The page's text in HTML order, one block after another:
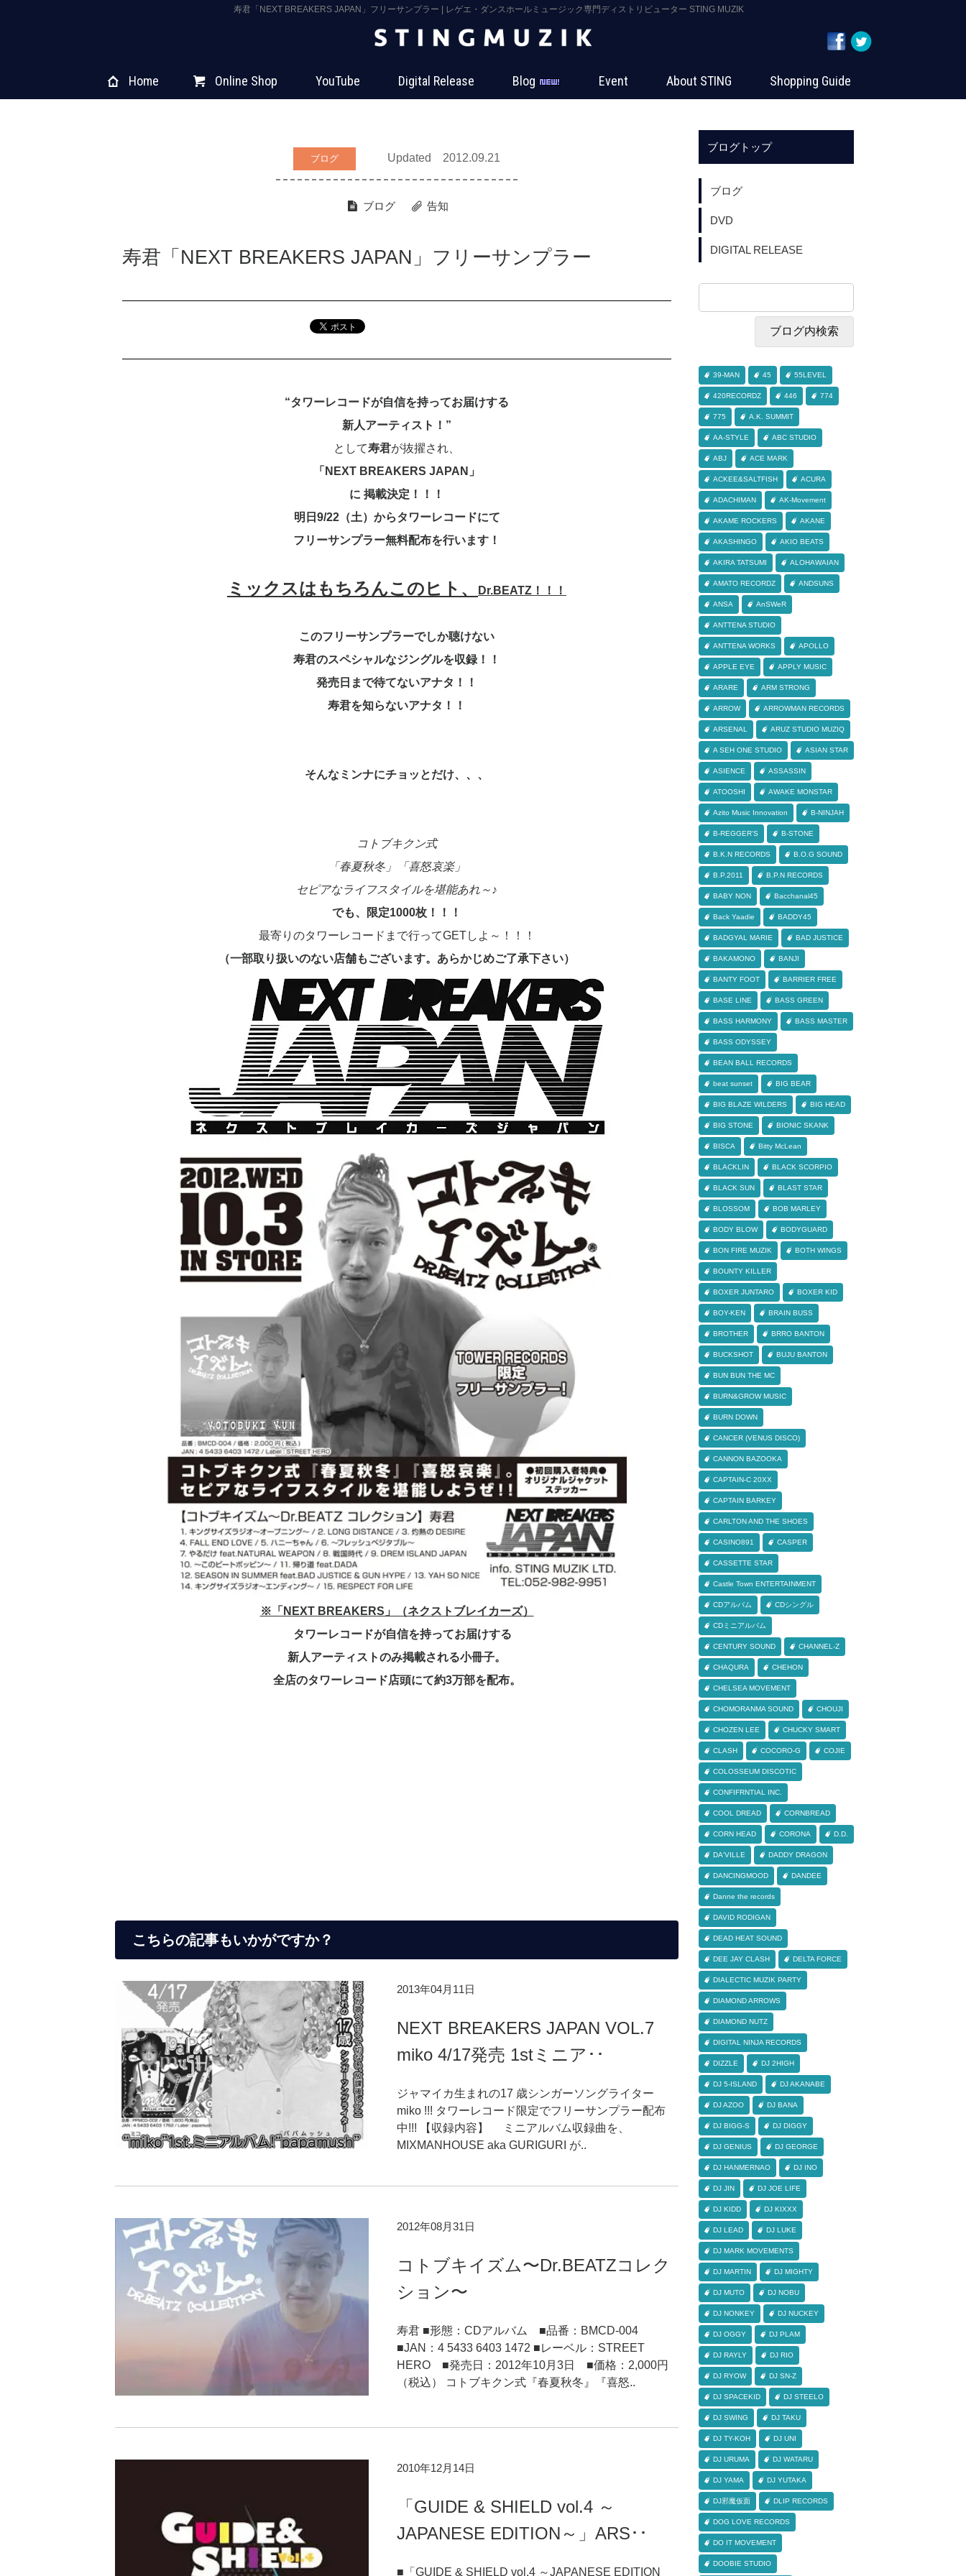
寿君「NEXT BREAKERS JAPAN」フリーサンプラー | レゲエ・ダンスホールミュージック専門ディストリビューター STING MUZIK
Home Online Shop YouTube Digital Release Blog Event About STING Shopping Guide
ブログ Updated 2012.09.21
ブログ 告知
寿君「NEXT BREAKERS JAPAN」フリーサンプラー
“タワーレコードが自信を持ってお届けする
新人アーティスト！”
として寿君が抜擢され、
「NEXT BREAKERS JAPAN」
に 掲載決定！！！
明日9/22（土）からタワーレコードにて
フリーサンプラー無料配布を行います！
ミックスはもちろんこのヒト、 Dr.BEATZ！！！
このフリーサンプラーでしか聴けない
寿君のスペシャルなジングルを収録！！
発売日まで待てないアナタ！！
寿君を知らないアナタ！！
そんなミンナにチョッとだけ、、、
コトブキクン式
「春夏秋冬」「喜怒哀楽」
セピアなライフスタイルを堪能あれ～♪
でも、限定1000枚！！！
最寄りのタワーレコードまで行ってGETしよ～！！！
（一部取り扱いのない店舗もございます。あらかじめご了承下さい）
※「NEXT BREAKERS」（ネクストブレイカーズ）
タワーレコードが自信を持ってお届けする
新人アーティストのみ掲載される小冊子。
全店のタワーレコード店頭にて約3万部を配布。
こちらの記事もいかがですか？
2013年04月11日
NEXT BREAKERS JAPAN VOL.7
miko 4/17発売 1stミニア･･
ジャマイカ生まれの17 歳シンガーソングライター
miko !!! タワーレコード限定でフリーサンプラー配布
中!!! 【収録内容】 ミニアルバム収録曲を、
MIXMANHOUSE aka GURIGURI が..
2012年08月31日
コトブキイズム〜Dr.BEATZコレク
ション〜
寿君 ■形態：CDアルバム ■品番：BMCD-004
■JAN：4 5433 6403 1472 ■レーベル：STREET
HERO ■発売日：2012年10月3日 ■価格：2,000円
（税込） コトブキクン式『春夏秋冬』『喜怒..
2010年12月14日
「GUIDE & SHIELD vol.4 ～
JAPANESE EDITION～」ARS･･
■「GUIDE & SHIELD vol.4 ～JAPANESE EDITION
ブログトップ
ブログ
DVD
DIGITAL RELEASE
39-MAN 45 55LEVEL
420RECORDZ 446 774
775 A.K. SUMMIT
AA-STYLE ABC STUDIO
ABJ ACE MARK
ACKEE&SALTFISH ACURA
ADACHIMAN AK-Movement
AKAME ROCKERS AKANE
AKASHINGO AKIO BEATS
AKIRA TATSUMI ALOHAWAIAN
AMATO RECORDZ ANDSUNS
ANSA AnSWeR
ANTTENA STUDIO
ANTTENA WORKS APOLLO
APPLE EYE APPLY MUSIC
ARARE ARM STRONG
ARROW ARROWMAN RECORDS
ARSENAL ARUZ STUDIO MUZIQ
A SEH ONE STUDIO ASIAN STAR
ASIENCE ASSASSIN
ATOOSHI AWAKE MONSTAR
Azito Music Innovation B-NINJAH
B-REGGER'S B-STONE
B.K.N RECORDS B.O.G SOUND
B.P.2011 B.P.N RECORDS
BABY NON Bacchanal45
Back Yaadie BADDY45
BADGYAL MARIE BAD JUSTICE
BAKAMONO BANJI
BANTY FOOT BARRIER FREE
BASE LINE BASS GREEN
BASS HARMONY BASS MASTER
BASS ODYSSEY
BEAN BALL RECORDS
beat sunset BIG BEAR
BIG BLAZE WILDERS BIG HEAD
BIG STONE BIONIC SKANK
BISCA Bitty McLean
BLACKLIN BLACK SCORPIO
BLACK SUN BLAST STAR
BLOSSOM BOB MARLEY
BODY BLOW BODYGUARD
BON FIRE MUZIK BOTH WINGS
BOUNTY KILLER
BOXER JUNTARO BOXER KID
BOY-KEN BRAIN BUSS
BROTHER BRRO BANTON
BUCKSHOT BUJU BANTON
BUN BUN THE MC
BURN&GROW MUSIC
BURN DOWN
CANCER (VENUS DISCO)
CANNON BAZOOKA
CAPTAIN-C 20XX
CAPTAIN BARKEY
CARLTON AND THE SHOES
CASINO891 CASPER
CASSETTE STAR
Castle Town ENTERTAINMENT
CDアルバム CDシングル
CDミニアルバム
CENTURY SOUND CHANNEL-Z
CHAQURA CHEHON
CHELSEA MOVEMENT
CHOMORANMA SOUND CHOUJI
CHOZEN LEE CHUCKY SMART
CLASH COCORO-G COJIE
COLOSSEUM DISCOTIC
CONFIFRNTIAL INC.
COOL DREAD CORNBREAD
CORN HEAD CORONA D.D.
DA'VILLE DADDY DRAGON
DANCINGMOOD DANDEE
Danne the records
DAVID RODIGAN
DEAD HEAT SOUND
DEE JAY CLASH DELTA FORCE
DIALECTIC MUZIK PARTY
DIAMOND ARROWS
DIAMOND NUTZ
DIGITAL NINJA RECORDS
DIZZLE DJ 2HIGH
DJ 5-ISLAND DJ AKANABE
DJ AZOO DJ BANA
DJ BIGG-S DJ DIGGY
DJ GENIUS DJ GEORGE
DJ HANMERNAO DJ INO
DJ JIN DJ JOE LIFE
DJ KIDD DJ KIXXX
DJ LEAD DJ LUKE
DJ MARK MOVEMENTS
DJ MARTIN DJ MIGHTY
DJ MUTO DJ NOBU
DJ NONKEY DJ NUCKEY
DJ OGGY DJ PLAM
DJ RAYLY DJ RIO
DJ RYOW DJ SN-Z
DJ SPACEKID DJ STEELO
DJ SWING DJ TAKU
DJ TY-KOH DJ UNI
DJ URUMA DJ WATARU
DJ YAMA DJ YUTAKA
DJ邪魔仮面 DLIP RECORDS
DOG LOVE RECORDS
DO IT MOVEMENT
DOOBIE STUDIO